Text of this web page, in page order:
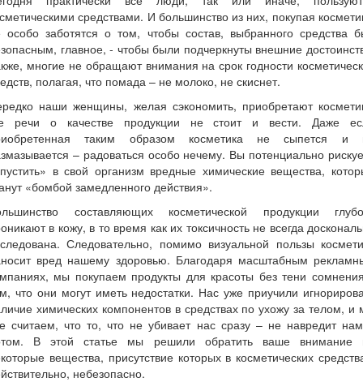
средствами. И большинство из них, покупая
особо заботятся о том, чтобы состав, выбранного средства
главное, - чтобы были подчеркнуты внешние
многие не обращают внимания на срок годности
полагая, что помада – не молоко, не скиснет.
наши женщины, желая сэкономить, приобретают
речи о качестве продукции не стоит и вести. Даже
таким образом косметика не сыпется и
– радоваться особо нечему. Вы потенциально
в свой организм вредные химические вещества,
«бомбой замедленного действия».
составляющих косметической продукции
в кожу, в то время как их токсичность не всегда
Следовательно, помимо визуальной пользы
вред нашему здоровью. Благодаря масштабным
мы покупаем продукты для красоты без тени
что они могут иметь недостатки. Нас уже приучили
химических компонентов в средствах по ухожу за телом, и
считаем, что то, что не убивает нас сразу – не навредит
В этой статье мы решили обратить ваше внимание
вещества, присутствие которых в косметических
небезопасно.